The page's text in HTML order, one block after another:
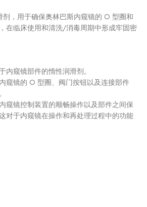
剂，用于确保奥林巴斯内窥镜的 O 型圈和
在临床使用和清洗/消毒周期中形成牢固密
内窥镜部件的惰性润滑剂。
窥镜的 O 型圈、阀门按钮以及连接部件
窥镜控制装置的顺畅操作以及部件之间保
对于内窥镜在操作和再处理过程中的功能